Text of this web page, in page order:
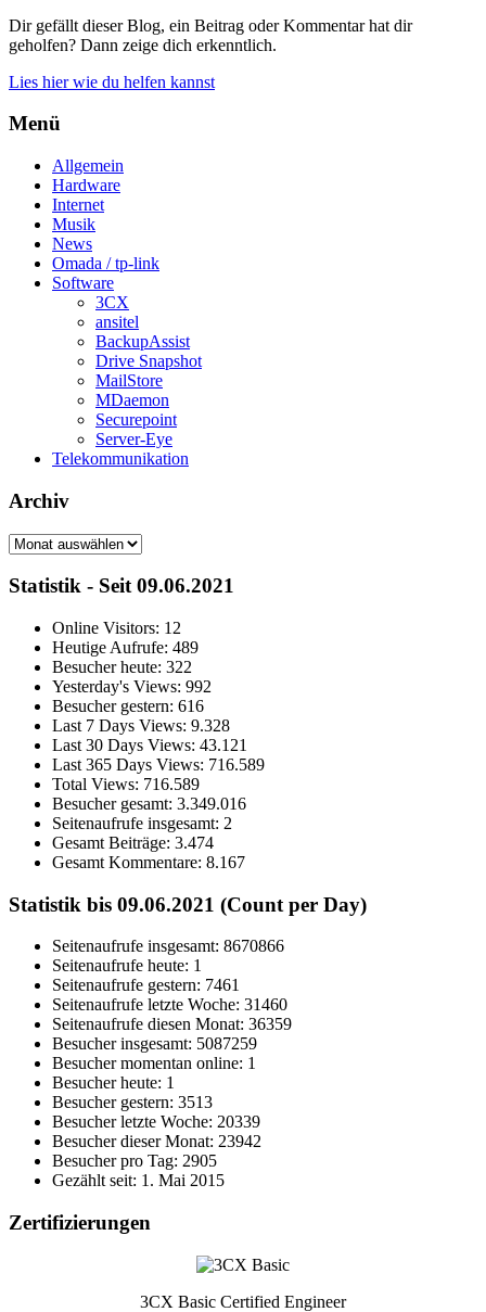
Dir gefällt dieser Blog, ein Beitrag oder Kommentar hat dir
geholfen? Dann zeige dich erkenntlich.
Lies hier wie du helfen kannst
Menü
Allgemein
Hardware
Internet
Musik
News
Omada / tp-link
Software
3CX
ansitel
BackupAssist
Drive Snapshot
MailStore
MDaemon
Securepoint
Server-Eye
Telekommunikation
Archiv
Archiv
Statistik - Seit 09.06.2021
Online Visitors: 12
Heutige Aufrufe: 489
Besucher heute: 322
Yesterday's Views: 992
Besucher gestern: 616
Last 7 Days Views: 9.328
Last 30 Days Views: 43.121
Last 365 Days Views: 716.589
Total Views: 716.589
Besucher gesamt: 3.349.016
Seitenaufrufe insgesamt: 2
Gesamt Beiträge: 3.474
Gesamt Kommentare: 8.167
Statistik bis 09.06.2021 (Count per Day)
Seitenaufrufe insgesamt: 8670866
Seitenaufrufe heute: 1
Seitenaufrufe gestern: 7461
Seitenaufrufe letzte Woche: 31460
Seitenaufrufe diesen Monat: 36359
Besucher insgesamt: 5087259
Besucher momentan online: 1
Besucher heute: 1
Besucher gestern: 3513
Besucher letzte Woche: 20339
Besucher dieser Monat: 23942
Besucher pro Tag: 2905
Gezählt seit: 1. Mai 2015
Zertifizierungen
3CX Basic Certified Engineer